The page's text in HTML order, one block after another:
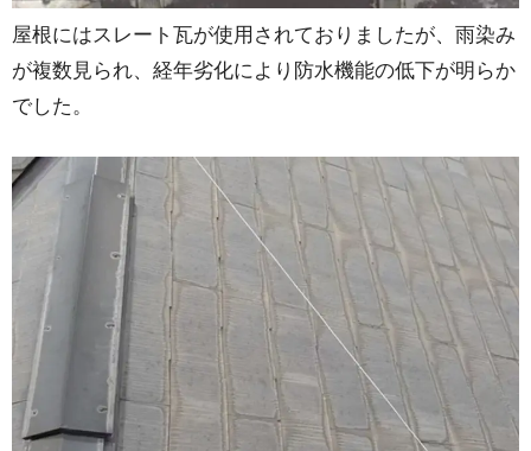
屋根にはスレート瓦が使用されておりましたが、雨染み
が複数見られ、経年劣化により防水機能の低下が明らか
でした。